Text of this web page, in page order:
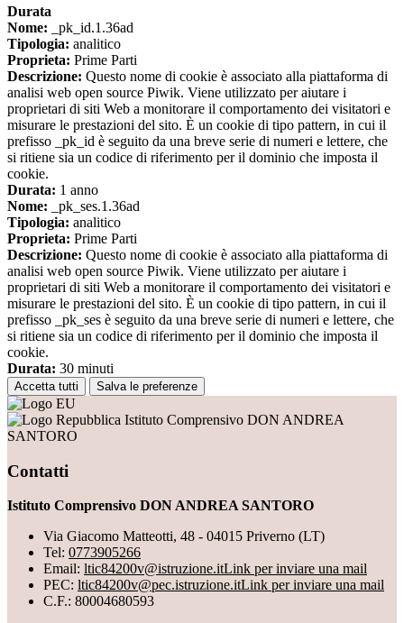
Durata
Nome: _pk_id.1.36ad
Tipologia: analitico
Proprieta: Prime Parti
Descrizione: Questo nome di cookie è associato alla piattaforma di
analisi web open source Piwik. Viene utilizzato per aiutare i
proprietari di siti Web a monitorare il comportamento dei visitatori e
misurare le prestazioni del sito. È un cookie di tipo pattern, in cui il
prefisso _pk_id è seguito da una breve serie di numeri e lettere, che
si ritiene sia un codice di riferimento per il dominio che imposta il
cookie.
Durata: 1 anno
Nome: _pk_ses.1.36ad
Tipologia: analitico
Proprieta: Prime Parti
Descrizione: Questo nome di cookie è associato alla piattaforma di
analisi web open source Piwik. Viene utilizzato per aiutare i
proprietari di siti Web a monitorare il comportamento dei visitatori e
misurare le prestazioni del sito. È un cookie di tipo pattern, in cui il
prefisso _pk_ses è seguito da una breve serie di numeri e lettere, che
si ritiene sia un codice di riferimento per il dominio che imposta il
cookie.
Durata: 30 minuti
Accetta tutti Salva le preferenze
Istituto Comprensivo DON ANDREA
SANTORO
Contatti
Istituto Comprensivo DON ANDREA SANTORO
Via Giacomo Matteotti, 48 - 04015 Priverno (LT)
Tel: 0773905266
Email: ltic84200v@istruzione.itLink per inviare una mail
PEC: ltic84200v@pec.istruzione.itLink per inviare una mail
C.F.: 80004680593